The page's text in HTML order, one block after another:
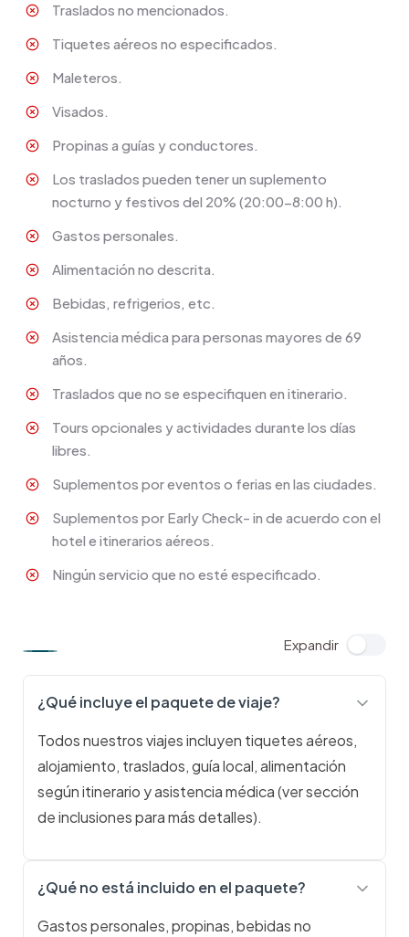
Traslados no mencionados.
Tiquetes aéreos no especificados.
Maleteros.
Visados.
Propinas a guías y conductores.
Los traslados pueden tener un suplemento
nocturno y festivos del 20% (20:00-8:00 h).
Gastos personales.
Alimentación no descrita.
Bebidas, refrigerios, etc.
Asistencia médica para personas mayores de 69
años.
Traslados que no se especifiquen en itinerario.
Tours opcionales y actividades durante los días
libres.
Suplementos por eventos o ferias en las ciudades.
Suplementos por Early Check- in de acuerdo con el
hotel e itinerarios aéreos.
Ningún servicio que no esté especificado.
¿Qué incluye el paquete de viaje?
Todos nuestros viajes incluyen tiquetes aéreos,
alojamiento, traslados, guía local, alimentación
según itinerario y asistencia médica (ver sección
de inclusiones para más detalles).
¿Qué no está incluido en el paquete?
Gastos personales, propinas, bebidas no